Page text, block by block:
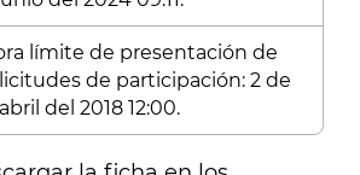
límite de presentación de
de participación: 2 de
abril del 2018 12:00.